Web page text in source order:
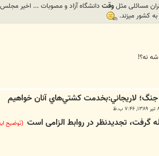
مسائلی مثلوقت دانشگاه آزاد و مصوبات ... اخیر
کشور میزند.
نه؟!
گرفت، تجدیدنظر در روابط الزامی است (توضیح